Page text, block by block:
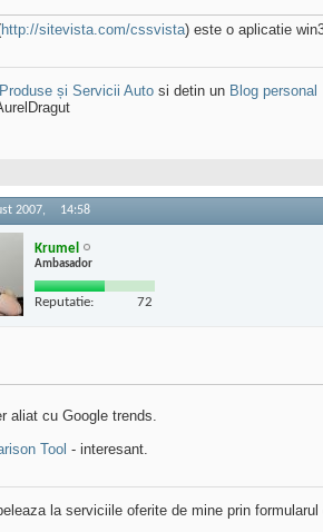
http://sitevista.com/cssvista) este o aplicatie
Produse și Servicii Auto si detin un Blog personal
2007, 14:58
Krumel
Ambasador
Reputatie: 72
aliat cu Google trends.
Tool - interesant.
la serviciile oferite de mine prin formularul